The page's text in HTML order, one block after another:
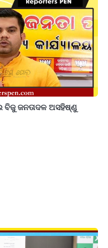
ଜନତାଦଳ ଅସହିଷ୍ଣୁ